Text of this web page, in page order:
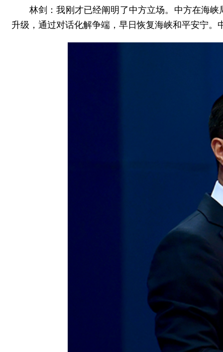
林剑：我刚才已经阐明了中方立场。中方在海
升级，通过对话化解争端，早日恢复海峡和平安宁